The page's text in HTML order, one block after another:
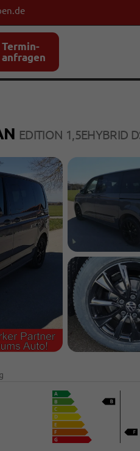
Termin-
anfragen
EDITION 1,5EHYBRID